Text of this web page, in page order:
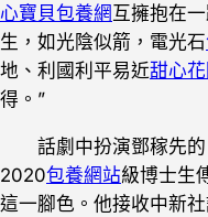
心寶貝包養網互擁抱在
生，如光陰似箭，電光石
地、利國利平易近甜心花
得。”
話劇中扮演鄧稼先的
2020包養網站級博士生
這一腳色。他接收中新